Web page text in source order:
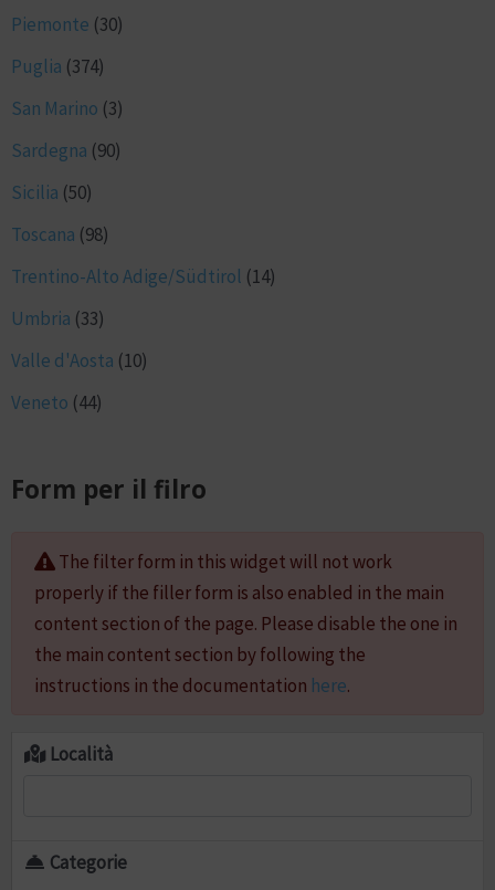
Piemonte (30)
Puglia (374)
San Marino (3)
Sardegna (90)
Sicilia (50)
Toscana (98)
Trentino-Alto Adige/Südtirol (14)
Umbria (33)
Valle d'Aosta (10)
Veneto (44)
Form per il filro
The filter form in this widget will not work
properly if the filler form is also enabled in the main
content section of the page. Please disable the one in
the main content section by following the
instructions in the documentation here.
Località
Categorie